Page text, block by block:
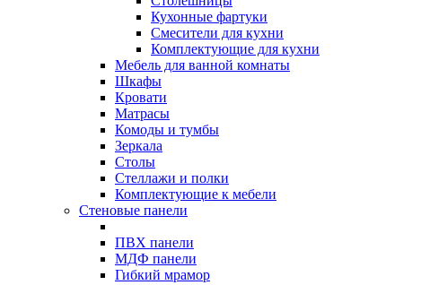
Кухонные фартуки
Смесители для кухни
Комплектующие для кухни
Мебель для ванной комнаты
Шкафы
Кровати
Матрасы
Комоды и тумбы
Зеркала
Столы
Стеллажи и полки
Комплектующие к мебели
Стеновые панели
ПВХ панели
МДФ панели
Гибкий мрамор